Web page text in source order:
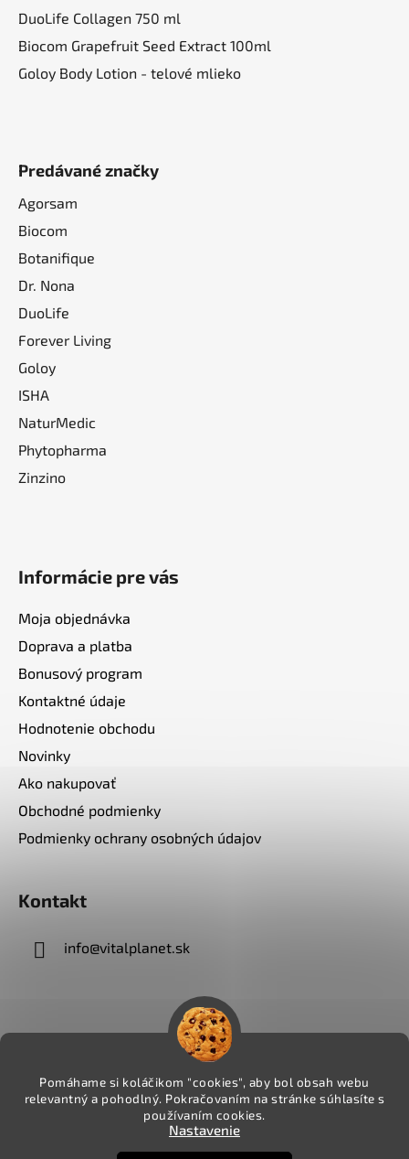
Pomáhame si koláčikom "cookies", aby bol obsah webu
relevantný a pohodlný. Pokračovaním na stránke súhlasíte s
používaním cookies.
Nastavenie
DuoLife Collagen 750 ml
Biocom Grapefruit Seed Extract 100ml
Goloy Body Lotion - telové mlieko
Predávané značky
Agorsam
Biocom
Botanifique
Dr. Nona
DuoLife
Forever Living
Goloy
ISHA
NaturMedic
Phytopharma
Zinzino
Informácie pre vás
Moja objednávka
Doprava a platba
Bonusový program
Kontaktné údaje
Hodnotenie obchodu
Novinky
Ako nakupovať
Obchodné podmienky
Podmienky ochrany osobných údajov
Kontakt
info@vitalplanet.sk